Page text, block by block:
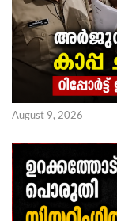
August 9, 2026